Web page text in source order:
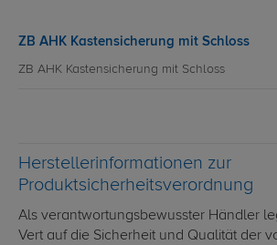
ZB AHK Kastensicherung mit Schloss
ZB AHK Kastensicherung mit Schloss
Herstellerinformationen zur
Produktsicherheitsverordnung
Als verantwortungsbewusster Händler
Vert auf die Sicherheit und Qualität der